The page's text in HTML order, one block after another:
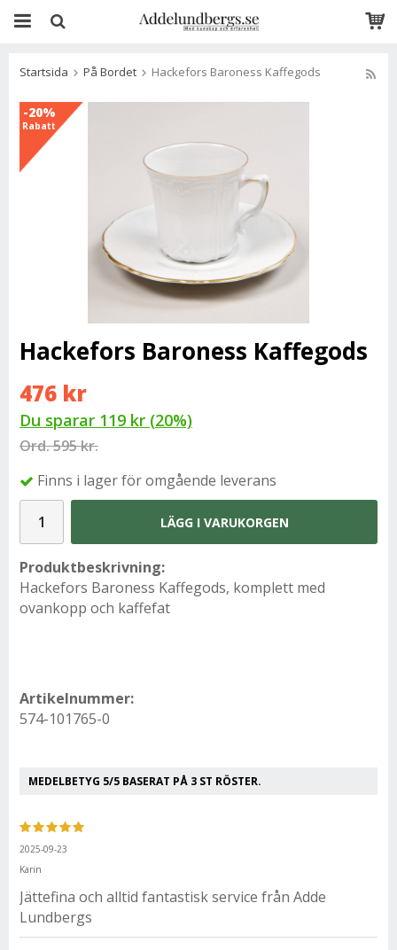
Startsida På Bordet Hackefors Baroness Kaffegods
-20%
Rabatt
Hackefors Baroness Kaffegods
476 kr
Du sparar 119 kr (20%)
Ord.595 kr.
Finns i lager för omgående leverans
LÄGG I VARUKORGEN
Produktbeskrivning:
Hackefors Baroness Kaffegods, komplett med
ovankopp och kaffefat
Artikelnummer:
574-101765-0
MEDELBETYG 5/5 BASERAT PÅ 3 ST RÖSTER.
2025-09-23
Karin
Jättefina och alltid fantastisk service från Adde
Lundbergs